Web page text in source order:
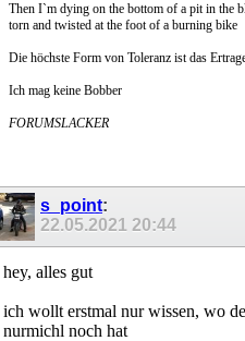
Then I`m dying on the bottom of a pit in the
torn and twisted at the foot of a burning bike
Die höchste Form von Toleranz ist das
Ich mag keine Bobber
FORUMSLACKER
s_point:
22.05.2021 20:44
hey, alles gut
ich wollt erstmal nur wissen, wo
nurmichl noch hat